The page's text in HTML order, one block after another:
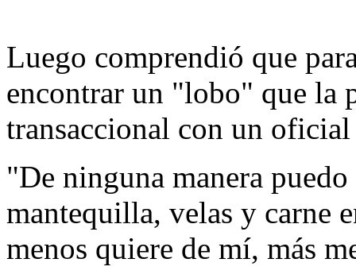
Luego comprendió que
encontrar un "lobo" que la
transaccional con un
"De ninguna manera
mantequilla, velas y carne
menos quiere de mí, más